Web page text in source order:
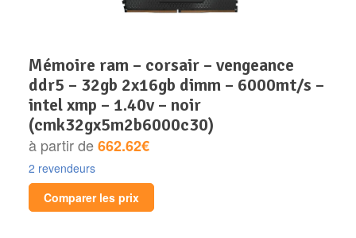
mémoire ram – corsair – vengeance
ddr5 – 32gb 2x16gb dimm – 6000mt/s –
intel xmp – 1.40v – noir
(cmk32gx5m2b6000c30)
à partir de662.62€
2 revendeurs
Comparer les prix